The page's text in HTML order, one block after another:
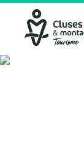
Cluses Arve